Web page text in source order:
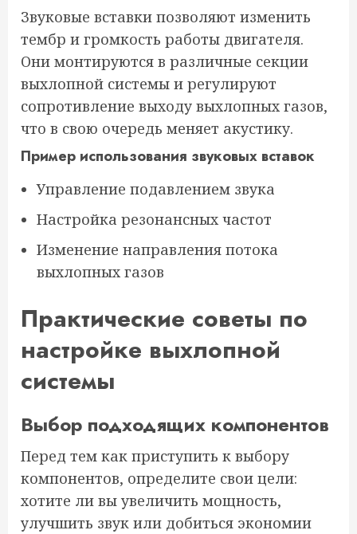
Звуковые вставки позволяют изменить
тембр и громкость работы двигателя.
Они монтируются в различные секции
выхлопной системы и регулируют
сопротивление выходу выхлопных газов,
что в свою очередь меняет акустику.
Пример использования звуковых вставок
Управление подавлением звука
Настройка резонансных частот
Изменение направления потока
выхлопных газов
Практические советы по
настройке выхлопной
системы
Выбор подходящих компонентов
Перед тем как приступить к выбору
компонентов, определите свои цели:
хотите ли вы увеличить мощность,
улучшить звук или добиться экономии